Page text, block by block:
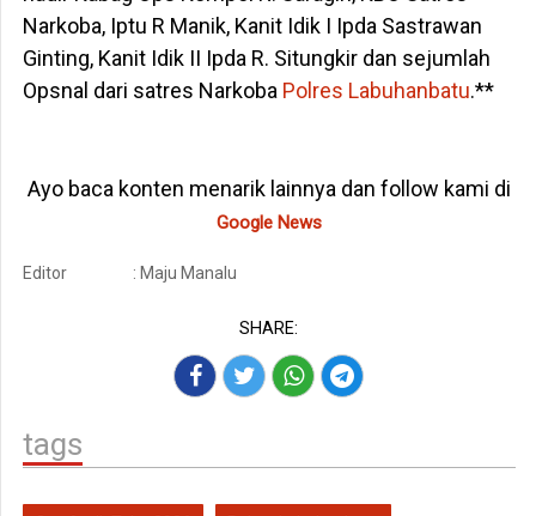
Narkoba, Iptu R Manik, Kanit Idik I Ipda Sastrawan
Ginting, Kanit Idik II Ipda R. Situngkir dan sejumlah
Opsnal dari satres Narkoba Polres Labuhanbatu.**
Ayo baca konten menarik lainnya dan follow kami di
Google News
Editor : Maju Manalu
SHARE:
tags